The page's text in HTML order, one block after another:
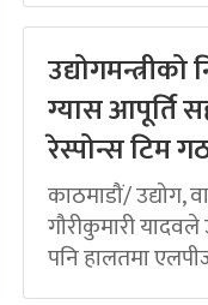
ग्यास आपूर्ति
रेस्पोन्स टिम
काठमाडौं/ उद्योग,
गौरीकुमारी
पनि हालतमा